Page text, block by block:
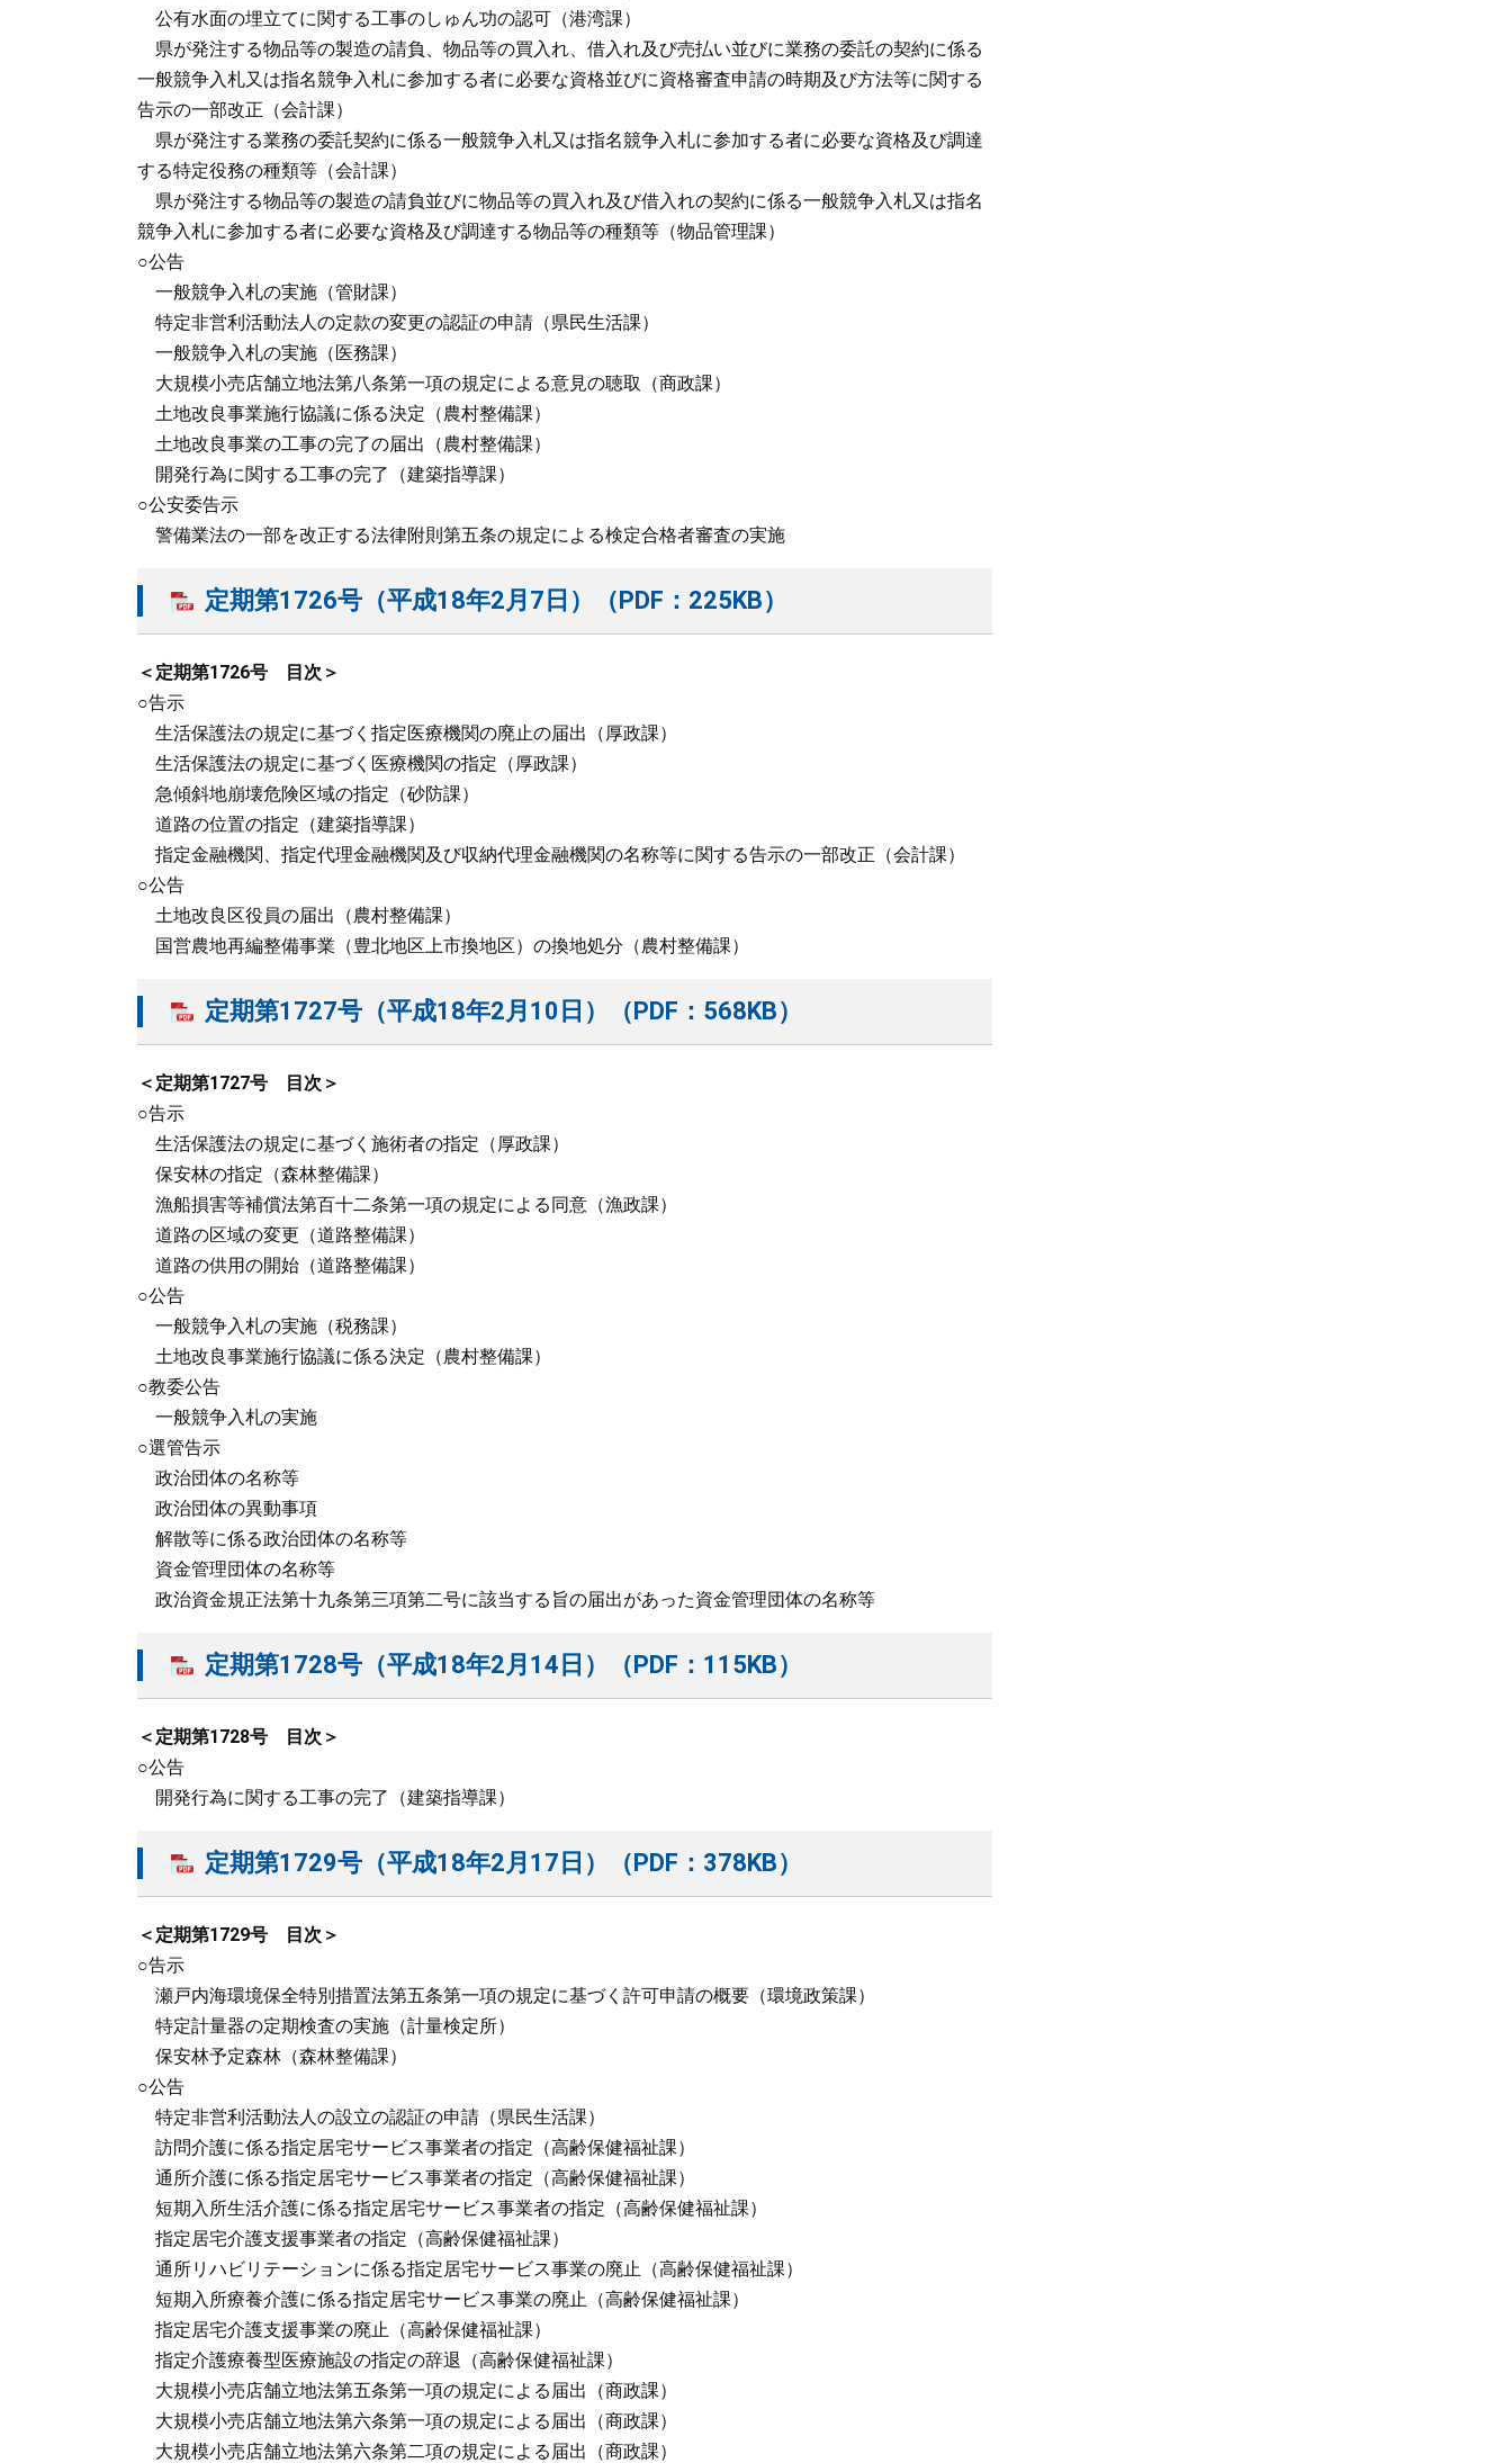
公有水面の埋立てに関する工事のしゅん功の認可（港湾課）
県が発注する物品等の製造の請負、物品等の買入れ、借入れ及び売払い並びに業務の委託の契約に係る
一般競争入札又は指名競争入札に参加する者に必要な資格並びに資格審査申請の時期及び方法等に関する
告示の一部改正（会計課）
県が発注する業務の委託契約に係る一般競争入札又は指名競争入札に参加する者に必要な資格及び調達
する特定役務の種類等（会計課）
県が発注する物品等の製造の請負並びに物品等の買入れ及び借入れの契約に係る一般競争入札又は指名
競争入札に参加する者に必要な資格及び調達する物品等の種類等（物品管理課）
○公告
一般競争入札の実施（管財課）
特定非営利活動法人の定款の変更の認証の申請（県民生活課）
一般競争入札の実施（医務課）
大規模小売店舗立地法第八条第一項の規定による意見の聴取（商政課）
土地改良事業施行協議に係る決定（農村整備課）
土地改良事業の工事の完了の届出（農村整備課）
開発行為に関する工事の完了（建築指導課）
○公安委告示
警備業法の一部を改正する法律附則第五条の規定による検定合格者審査の実施
定期第1726号（平成18年2月7日）（PDF：225KB）
＜定期第1726号 目次＞
○告示
生活保護法の規定に基づく指定医療機関の廃止の届出（厚政課）
生活保護法の規定に基づく医療機関の指定（厚政課）
急傾斜地崩壊危険区域の指定（砂防課）
道路の位置の指定（建築指導課）
指定金融機関、指定代理金融機関及び収納代理金融機関の名称等に関する告示の一部改正（会計課）
○公告
土地改良区役員の届出（農村整備課）
国営農地再編整備事業（豊北地区上市換地区）の換地処分（農村整備課）
定期第1727号（平成18年2月10日）（PDF：568KB）
＜定期第1727号 目次＞
○告示
生活保護法の規定に基づく施術者の指定（厚政課）
保安林の指定（森林整備課）
漁船損害等補償法第百十二条第一項の規定による同意（漁政課）
道路の区域の変更（道路整備課）
道路の供用の開始（道路整備課）
○公告
一般競争入札の実施（税務課）
土地改良事業施行協議に係る決定（農村整備課）
○教委公告
一般競争入札の実施
○選管告示
政治団体の名称等
政治団体の異動事項
解散等に係る政治団体の名称等
資金管理団体の名称等
政治資金規正法第十九条第三項第二号に該当する旨の届出があった資金管理団体の名称等
定期第1728号（平成18年2月14日）（PDF：115KB）
＜定期第1728号 目次＞
○公告
開発行為に関する工事の完了（建築指導課）
定期第1729号（平成18年2月17日）（PDF：378KB）
＜定期第1729号 目次＞
○告示
瀬戸内海環境保全特別措置法第五条第一項の規定に基づく許可申請の概要（環境政策課）
特定計量器の定期検査の実施（計量検定所）
保安林予定森林（森林整備課）
○公告
特定非営利活動法人の設立の認証の申請（県民生活課）
訪問介護に係る指定居宅サービス事業者の指定（高齢保健福祉課）
通所介護に係る指定居宅サービス事業者の指定（高齢保健福祉課）
短期入所生活介護に係る指定居宅サービス事業者の指定（高齢保健福祉課）
指定居宅介護支援事業者の指定（高齢保健福祉課）
通所リハビリテーションに係る指定居宅サービス事業の廃止（高齢保健福祉課）
短期入所療養介護に係る指定居宅サービス事業の廃止（高齢保健福祉課）
指定居宅介護支援事業の廃止（高齢保健福祉課）
指定介護療養型医療施設の指定の辞退（高齢保健福祉課）
大規模小売店舗立地法第五条第一項の規定による届出（商政課）
大規模小売店舗立地法第六条第一項の規定による届出（商政課）
大規模小売店舗立地法第六条第二項の規定による届出（商政課）